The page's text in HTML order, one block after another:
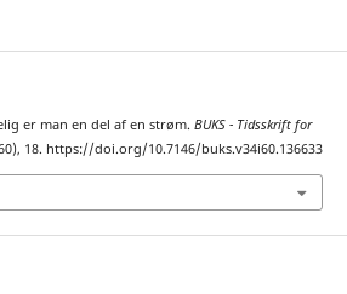
er man en del af en strøm. BUKS - Tidsskrift for
18. https://doi.org/10.7146/buks.v34i60.136633